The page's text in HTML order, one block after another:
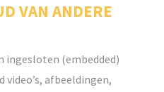
VAN ANDERE
ingesloten (embedded)
afbeeldingen,